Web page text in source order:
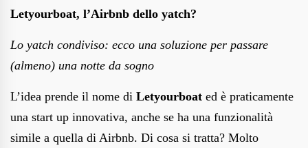
Letyourboat, l’Airbnb dello yatch?
Lo yatch condiviso: ecco una soluzione per passare
(almeno) una notte da sogno
L’idea prende il nome di Letyourboat ed è praticamente
una start up innovativa, anche se ha una funzionalità
simile a quella di Airbnb. Di cosa si tratta? Molto